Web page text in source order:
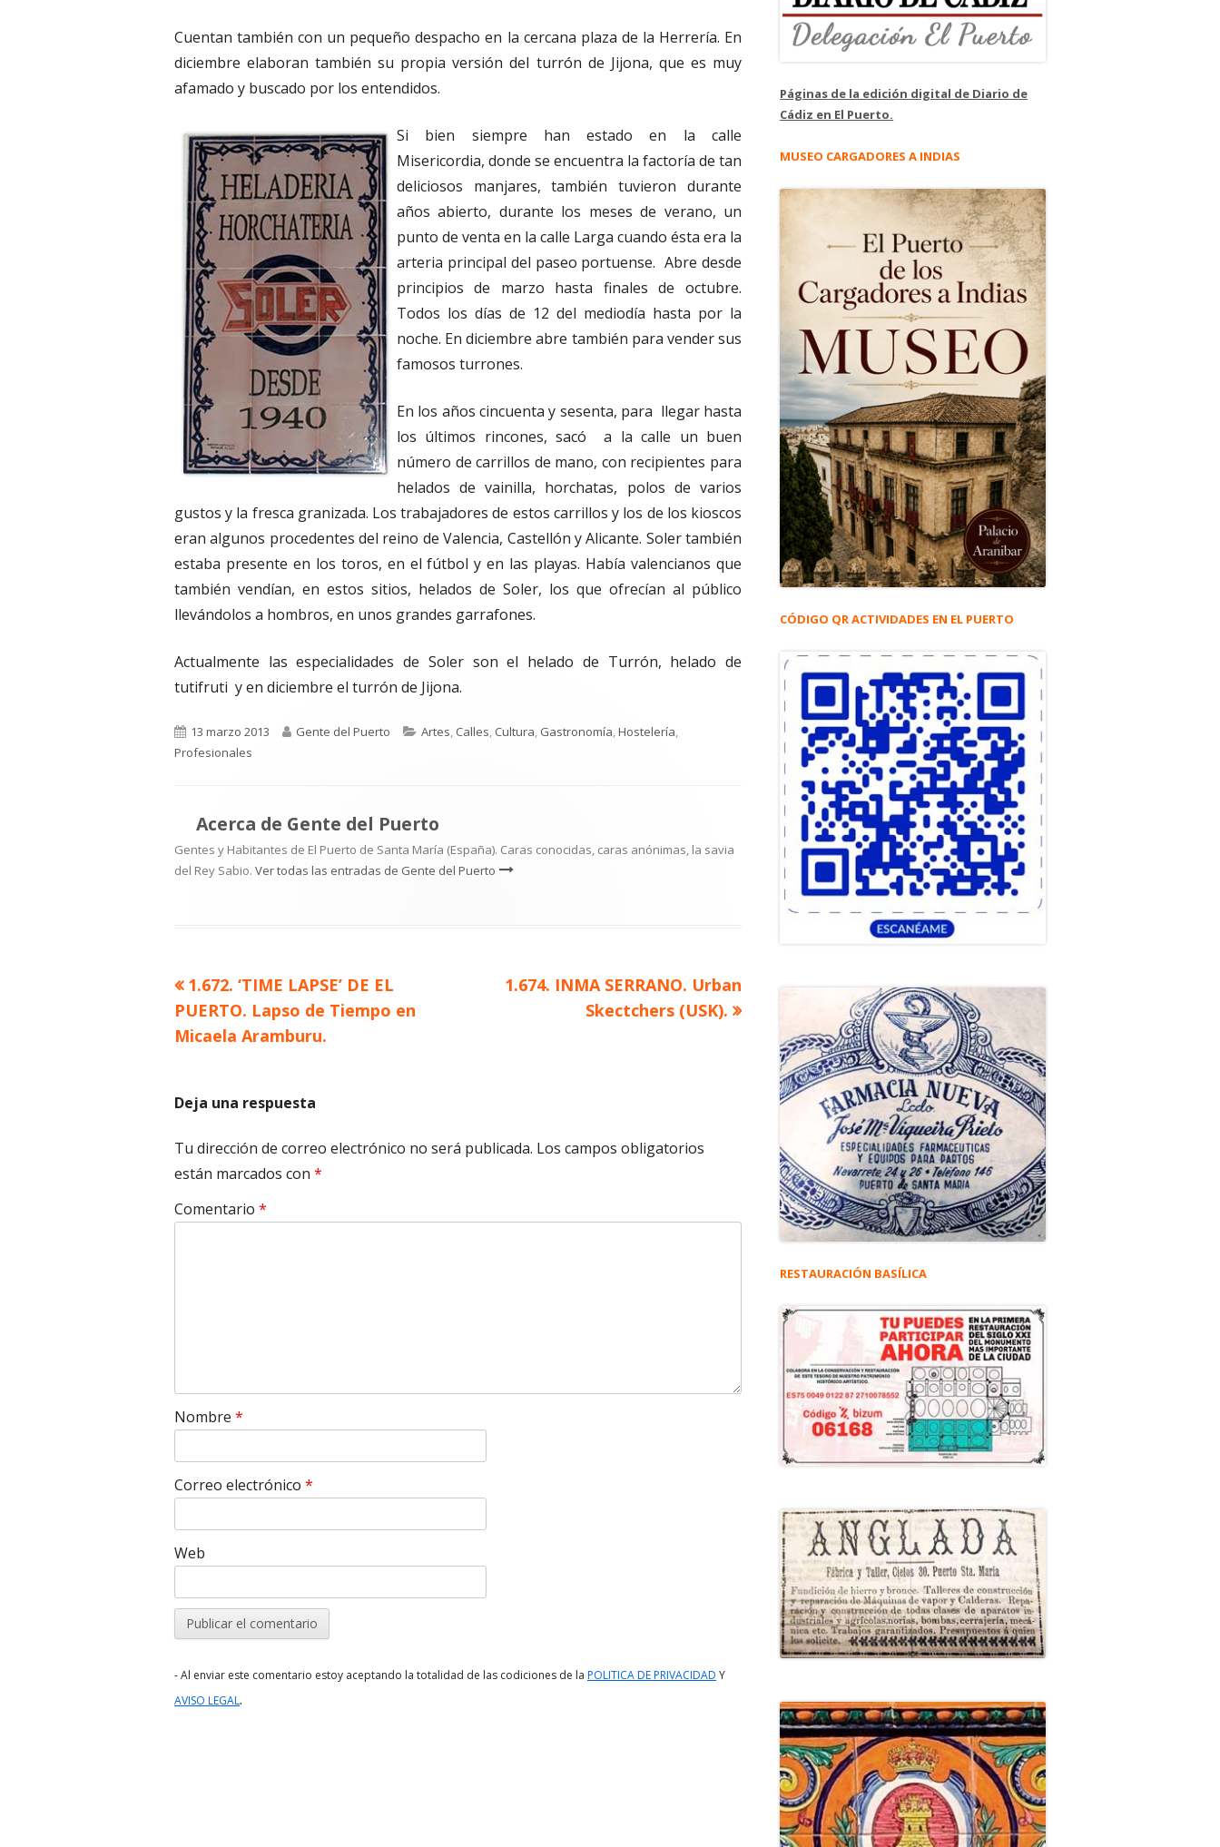
Cuentan también con un pequeño despacho en la cercana plaza de la Herrería. En
diciembre elaboran también su propia versión del turrón de Jijona, que es muy
afamado y buscado por los entendidos.
Si bien siempre han estado en la calle
Misericordia, donde se encuentra la factoría de tan
deliciosos manjares, también tuvieron durante
años abierto, durante los meses de verano, un
punto de venta en la calle Larga cuando ésta era la
arteria principal del paseo portuense. Abre desde
principios de marzo hasta finales de octubre.
Todos los días de 12 del mediodía hasta por la
noche. En diciembre abre también para vender sus
famosos turrones.
En los años cincuenta y sesenta, para llegar hasta
los últimos rincones, sacó a la calle un buen
número de carrillos de mano, con recipientes para
helados de vainilla, horchatas, polos de varios
gustos y la fresca granizada. Los trabajadores de estos carrillos y los de los kioscos
eran algunos procedentes del reino de Valencia, Castellón y Alicante. Soler también
estaba presente en los toros, en el fútbol y en las playas. Había valencianos que
también vendían, en estos sitios, helados de Soler, los que ofrecían al público
llevándolos a hombros, en unos grandes garrafones.
Actualmente las especialidades de Soler son el helado de Turrón, helado de
tutifruti y en diciembre el turrón de Jijona.
Publicado
el
13 marzo 2013 Autor
Gente del Puerto Categorías
Artes, Calles, Cultura, Gastronomía,Hostelería,
Profesionales
Acerca de Gente del Puerto
Gentes y Habitantes de El Puerto de Santa María (España). Caras conocidas, caras anónimas, la savia
del Rey Sabio. Ver todas las entradas de Gente del Puerto
Navegación
de
Artículo
anterior
1.672. ‘TIME LAPSE’ DE EL
PUERTO. Lapso de Tiempo en
Micaela Aramburu.
Artículo
1.674. INMA SERRANO. Urban
Skectchers (USK).
Deja una respuesta
Tu dirección de correo electrónico no será publicada. Los campos obligatorios
están marcados con *
Comentario *
Nombre *
Correo electrónico *
Web
- Al enviar este comentario estoy aceptando la totalidad de las codiciones de la POLITICA DE PRIVACIDAD Y
AVISO LEGAL.
Páginas de la edición digital de Diario de
Cádiz en El Puerto.
MUSEO CARGADORES A INDIAS
CÓDIGO QR ACTIVIDADES EN EL PUERTO
RESTAURACIÓN BASÍLICA